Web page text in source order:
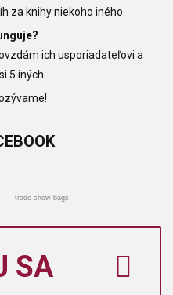
za knihy niekoho iného.
ich usporiadateľovi a
5 iných.
trade show bags
SA